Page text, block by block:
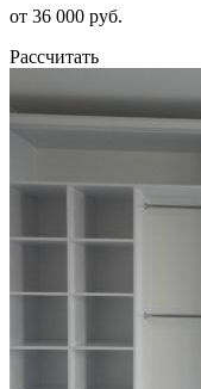
от 36 000 руб.
Рассчитать